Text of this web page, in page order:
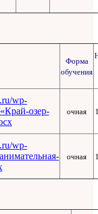
Форма
обучения
wp-
озер-
очная
wp-
очная